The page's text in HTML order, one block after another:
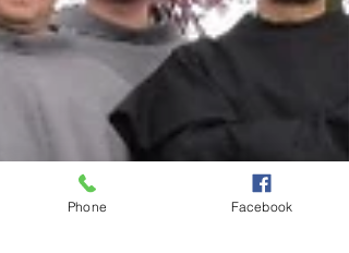
Phone Facebook